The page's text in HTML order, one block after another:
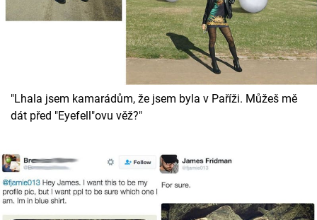
Cool Esport
Sledujte prima+
Přihlášení
Sledujte nás
"Lhala jsem kamarádům, že jsem byla v Paříži. Můžeš mě
dát před "Eyefell"ovu věž?"